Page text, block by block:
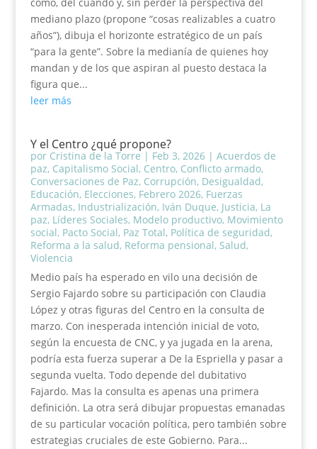
mediano plazo (propone “cosas realizables a cuatro
años”), dibuja el horizonte estratégico de un país
“para la gente”. Sobre la medianía de quienes hoy
mandan y de los que aspiran al puesto destaca la
figura que...
leer más
Y el Centro ¿qué propone?
por Cristina de la Torre| Feb 3, 2026| Acuerdos de
paz, Capitalismo Social, Centro, Conflicto armado,
Conversaciones de Paz, Corrupción, Desigualdad,
Educación, Elecciones, Febrero 2026, Fuerzas
Armadas, Industrialización, Iván Duque, Justicia, La
paz, Líderes Sociales, Modelo productivo, Movimiento
social, Pacto Social, Paz Total, Política de seguridad,
Reforma a la salud, Reforma pensional, Salud,
Violencia
Medio país ha esperado en vilo una decisión de
Sergio Fajardo sobre su participación con Claudia
López y otras figuras del Centro en la consulta de
marzo. Con inesperada intención inicial de voto,
según la encuesta de CNC, y ya jugada en la arena,
podría esta fuerza superar a De la Espriella y pasar a
segunda vuelta. Todo depende del dubitativo
Fajardo. Mas la consulta es apenas una primera
definición. La otra será dibujar propuestas emanadas
de su particular vocación política, pero también sobre
estrategias cruciales de este Gobierno. Para...